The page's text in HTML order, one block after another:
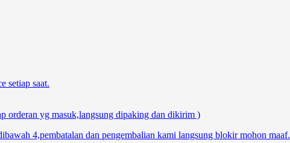
setiap saat.
orderan yg masuk,langsung dipaking dan dikirim )
4,pembatalan dan pengembalian kami langsung blokir mohon maaf.